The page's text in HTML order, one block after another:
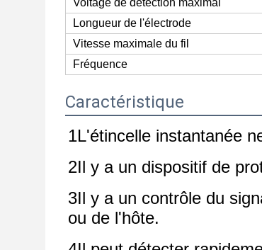
Voltage de détection maximal
Longueur de l'électrode
Vitesse maximale du fil
Fréquence
Caractéristique
1L'étincelle instantanée
2Il y a un dispositif de
3Il y a un contrôle du
ou de l'hôte.